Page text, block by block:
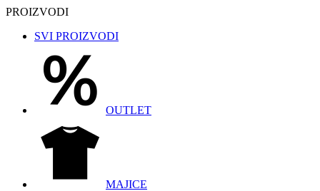
PROIZVODI
SVI PROIZVODI
OUTLET
MAJICE